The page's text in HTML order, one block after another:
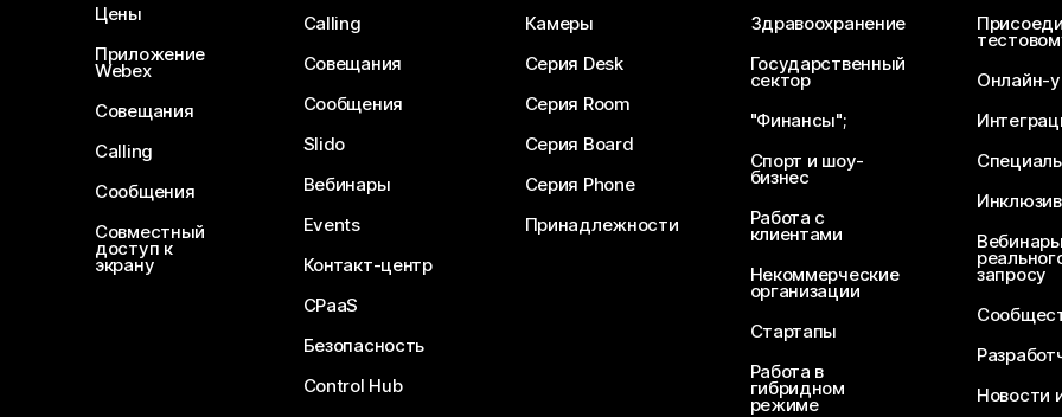
Цены
Приложение
Webex
Совещания
Calling
Сообщения
Совместный
доступ к
экрану
Calling
Совещания
Сообщения
Slido
Вебинары
Events
Контакт-центр
CPaaS
Безопасность
Control Hub
Камеры
Серия Desk
Серия Room
Серия Board
Серия Phone
Принадлежности
Здравоохранение
Государственный
сектор
"Финансы";
Спорт и шоу-
бизнес
Работа с
клиентами
Некоммерческие
организации
Стартапы
Работа в
гибридном
режиме
Онлайн-
запросу
Новости